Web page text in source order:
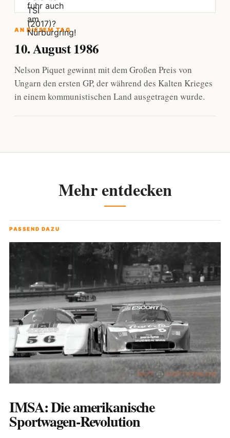
AN DIESEM TAG
10. August 1986
Nelson Piquet gewinnt mit dem Großen Preis von
Ungarn den ersten GP, der während des Kalten Krieges
in einem kommunistischen Land ausgetragen wurde.
Mehr entdecken
PASSEND DAZU
IMSA: Die amerikanische
Sportwagen-Revolution